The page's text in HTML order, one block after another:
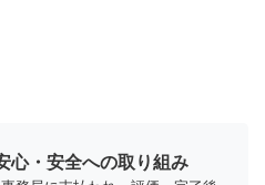
心・安全への取り組み